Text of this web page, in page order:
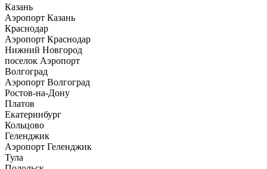
Казань
Аэропорт Казань
Краснодар
Аэропорт Краснодар
Нижний Новгород
поселок Аэропорт
Волгоград
Аэропорт Волгоград
Ростов-на-Дону
Платов
Екатеринбург
Кольцово
Геленджик
Аэропорт Геленджик
Тула